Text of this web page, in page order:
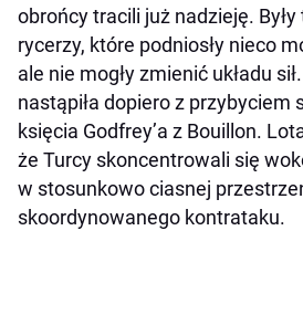
obrońcy tracili już nadzieję. Były
rycerzy, które podniosły nieco
ale nie mogły zmienić układu
nastąpiła dopiero z przybyciem
księcia Godfrey’a z Bouillon.
że Turcy skoncentrowali się
w stosunkowo ciasnej
skoordynowanego kontrataku.